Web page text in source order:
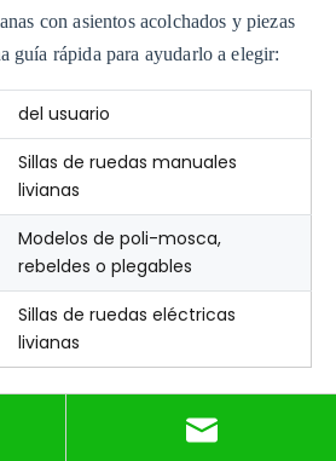
con asientos acolchados y piezas
guía rápida para ayudarlo a elegir:
del usuario
Sillas de ruedas manuales
livianas
Modelos de poli-mosca,
rebeldes o plegables
Sillas de ruedas eléctricas
livianas
modelos livianos y solicite ayuda si